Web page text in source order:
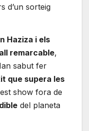
d’un sorteig
Haziza i els
remarcable,
sabut fer
que supera les
show fora de
del planeta